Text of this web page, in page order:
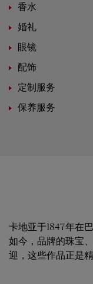
香水
婚礼
眼镜
配饰
定制服务
保养服务
卡地亚于1847年在
如今，品牌的珠宝
迎，这些作品正是